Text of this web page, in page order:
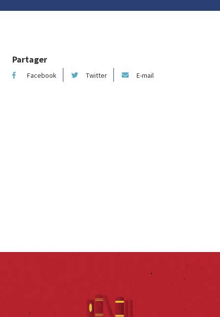
Partager
Facebook Twitter E-mail